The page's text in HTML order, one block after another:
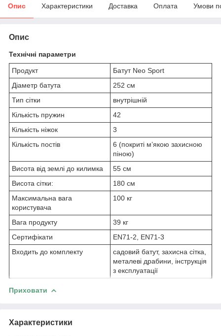
Опис Характеристики Доставка Оплата Умови
Опис
Технічні параметри
Продукт
Батут Neo Sport
Діаметр батута
252 см
Тип сітки
внутрішній
Кількість пружин
42
Кількість ніжок
3
Кількість постів
6 (покриті м’якою захисною
піною)
Висота від землі до килимка
55 см
Висота сітки:
180 см
Максимальна вага
користувача
100 кг
Вага продукту
39 кг
Сертифікати
EN71-2, EN71-3
Входить до комплекту
садовий батут, захисна сітка,
металеві драбини, інструкція
з експлуатації
Приховати
Характеристики